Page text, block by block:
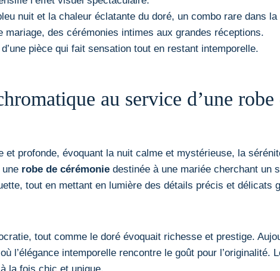
nuit et la chaleur éclatante du doré, un combo rare dans la
mariage, des cérémonies intimes aux grandes réceptions.
pièce qui fait sensation tout en restant intemporelle.
au service d’une robe
profonde, évoquant la nuit calme et mystérieuse, la
robe de cérémonie destinée à une mariée cherchant un
tout en mettant en lumière des détails précis et délicats
tout comme le doré évoquait richesse et prestige.
l’élégance intemporelle rencontre le goût pour l’originalité.